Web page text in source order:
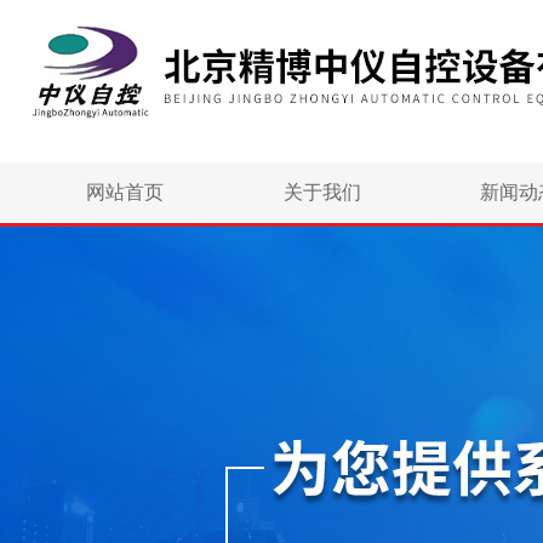
网站首页 关于我们 新闻动